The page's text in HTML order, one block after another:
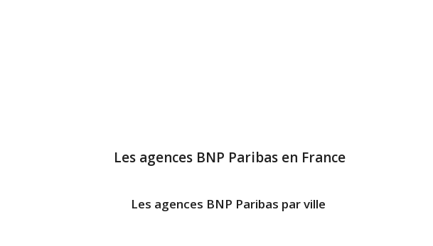
Les agences BNP Paribas en France
Les agences BNP Paribas par ville